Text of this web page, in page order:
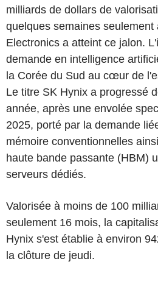
milliards de dollars de
quelques semaines seulement
Electronics a atteint ce jalon.
demande en intelligence
la Corée du Sud au cœur de
Le titre SK Hynix a progressé
année, après une envolée
2025, porté par la demande
mémoire conventionnelles
haute bande passante (HBM)
serveurs dédiés.
Valorisée à moins de 100
seulement 16 mois, la
Hynix s'est établie à environ
la clôture de jeudi.